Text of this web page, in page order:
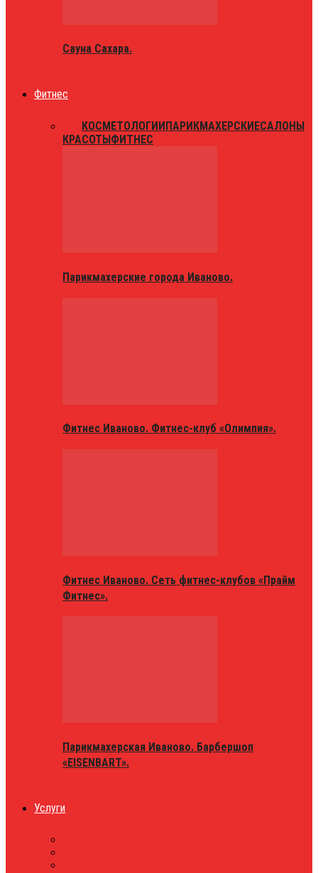
Сауна Сахара.
Фитнес
КОСМЕТОЛОГИИПАРИКМАХЕРСКИЕСАЛОНЫ
КРАСОТЫФИТНЕС
Парикмахерские города Иваново.
Фитнес Иваново. Фитнес-клуб «Олимпия».
Фитнес Иваново. Сеть фитнес-клубов «Прайм
Фитнес».
Парикмахерская Иваново. Барбершоп
«EISENBART».
Услуги